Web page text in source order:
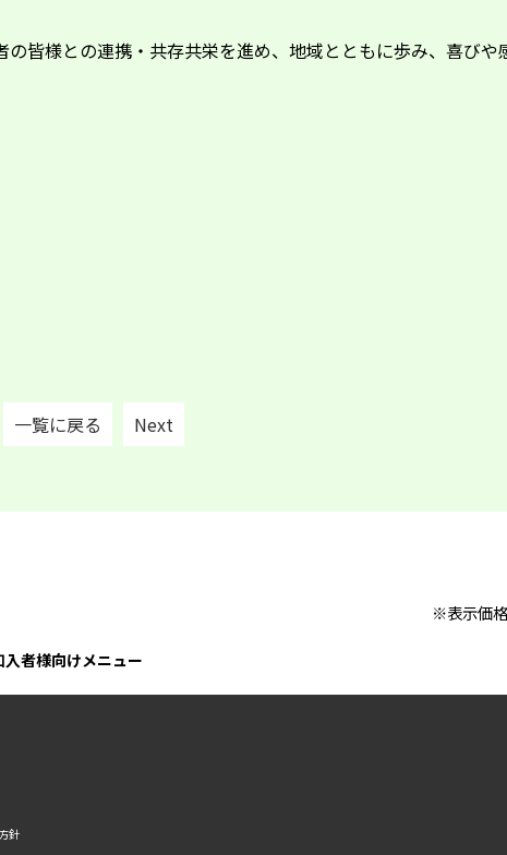
皆様との連携・共存共栄を進め、地域とともに歩み、喜びや
一覧に戻る Next
※表示価
入者様向けメニュー
針